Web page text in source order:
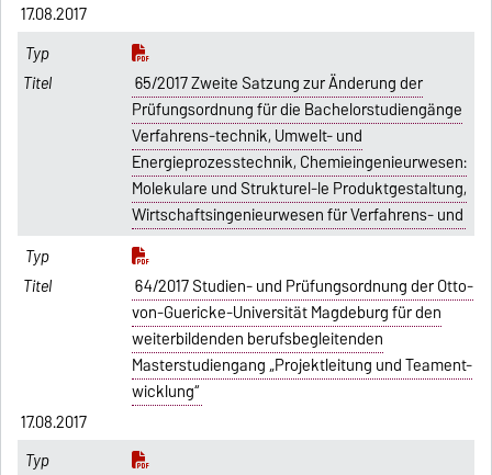
17.08.2017
65/2017 Zweite Satzung zur Änderung der
Prüfungsordnung für die Bachelorstudiengänge
Verfahrens-technik, Umwelt- und
Energieprozesstechnik, Chemieingenieurwesen:
Molekulare und Strukturel-le Produktgestaltung,
Wirtschaftsingenieurwesen für Verfahrens- und
64/2017 Studien- und Prüfungsordnung der Otto-
von-Guericke-Universität Magdeburg für den
weiterbildenden berufsbegleitenden
Masterstudiengang „Projektleitung und Teament-
wicklung“
17.08.2017